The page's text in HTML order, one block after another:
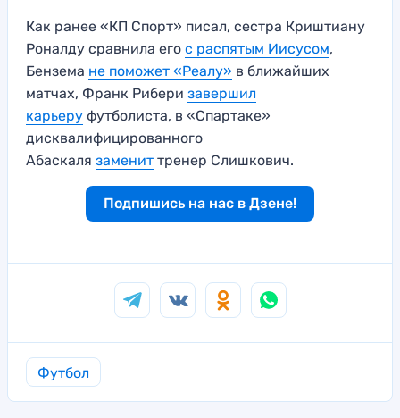
Как ранее «КП Спорт» писал, сестра Криштиану
Роналду сравнила его с распятым Иисусом,
Бензема не поможет «Реалу» в ближайших
матчах, Франк Рибери завершил
карьеру футболиста, в «Спартаке»
дисквалифицированного
Абаскаля заменит тренер Слишкович.
Подпишись на нас в Дзене!
Футбол